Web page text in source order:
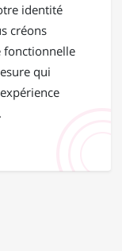
identité
créons
fonctionnelle
qui